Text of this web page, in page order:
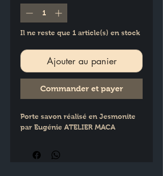
Il ne reste que 1 article(s) en stock
Ajouter au panier
Commander et payer
Porte savon réalisé en Jesmonite
par Eugénie ATELIER MACA